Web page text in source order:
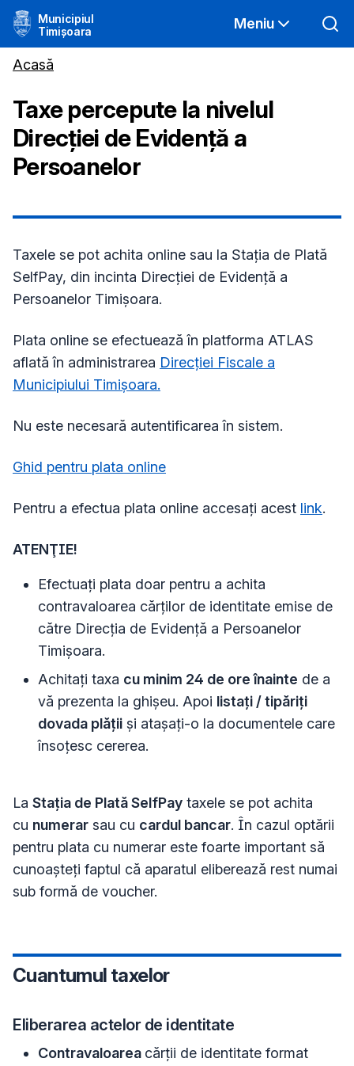
Municipiul
Timișoara
Meniu
Acasă
Taxe percepute la nivelul
Direcţiei de Evidenţă a
Persoanelor
Taxele se pot achita online sau la Stația de Plată
SelfPay, din incinta Direcţiei de Evidenţă a
Persoanelor Timişoara.
Plata online se efectuează în platforma ATLAS
aflată în administrarea Direcţiei Fiscale a
Municipiului Timişoara.
Nu este necesară autentificarea în sistem.
Ghid pentru plata online
Pentru a efectua plata online accesaţi acest link.
ATENŢIE!
Efectuaţi plata doar pentru a achita
contravaloarea cărţilor de identitate emise de
către Direcţia de Evidenţă a Persoanelor
Timişoara.
Achitaţi taxa cu minim 24 de ore înainte de a
vă prezenta la ghișeu. Apoi listați / tipăriți
dovada plății și atașați-o la documentele care
însoțesc cererea.
La Stația de Plată SelfPay taxele se pot achita
cu numerar sau cu cardul bancar. În cazul optării
pentru plata cu numerar este foarte important să
cunoașteți faptul că aparatul eliberează rest numai
sub formă de voucher.
Cuantumul taxelor
Eliberarea actelor de identitate
Contravaloarea cărţii de identitate format